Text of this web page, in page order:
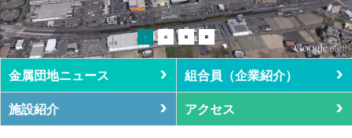
金属団地ニュース 組合員（企業紹介）
施設紹介 アクセス